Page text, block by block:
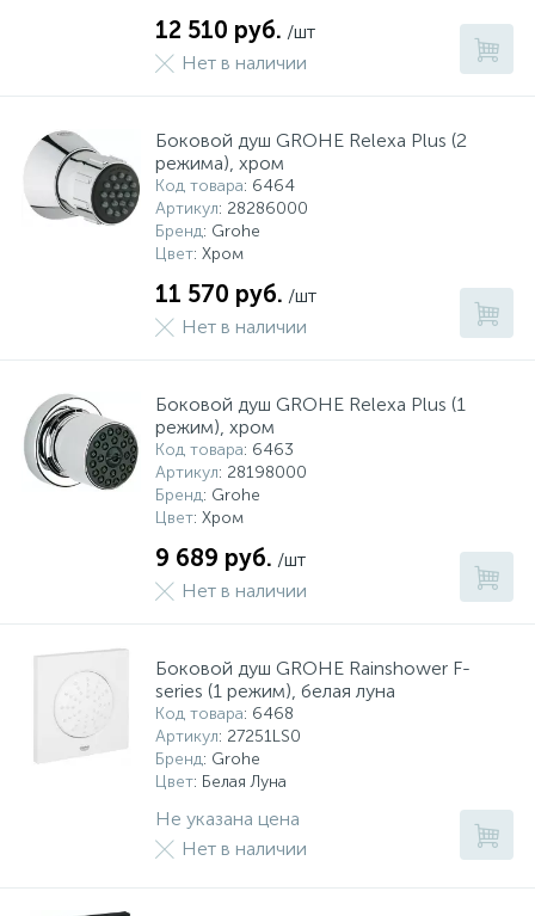
Расширительные баки для отопления и ГВС
Теплоносители и антифризы
Системы управления и принадлежности для
насосов
192
Коммерческие насосы
Бытовые насосы
Насосы для бассейнов
Гофрированные нержавеющие системы
67
Медные системы под пайку
Контрольно-измерительные приборы
Теплоизоляция
Корпуса для механических фильтров
37
Системы контроля протечки воды
Мультипатронные фильтры
Гидроаккумуляторы (гидробаки) для систем
водоснабжения
Фильтры механической очистки
Фильтры под мойку
12 510 руб. /шт
Нет в наличии
Боковой душ GROHE Relexa Plus (2
режима), хром
Код товара: 6464
Артикул: 28286000
Бренд: Grohe
Цвет: Хром
11 570 руб. /шт
Нет в наличии
Боковой душ GROHE Relexa Plus (1
режим), хром
Код товара: 6463
Артикул: 28198000
Бренд: Grohe
Цвет: Хром
9 689 руб. /шт
Нет в наличии
Боковой душ GROHE Rainshower F-
series (1 режим), белая луна
Код товара: 6468
Артикул: 27251LS0
Бренд: Grohe
Цвет: Белая Луна
Не указана цена
Нет в наличии